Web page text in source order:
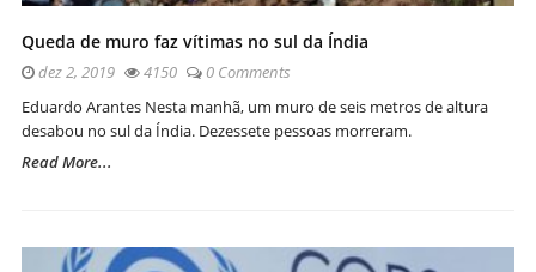
Queda de muro faz vítimas no sul da Índia
dez 2, 2019 4150
0 Comments
Eduardo Arantes Nesta manhã, um muro de seis metros de altura
desabou no sul da Índia. Dezessete pessoas morreram.
Read More...